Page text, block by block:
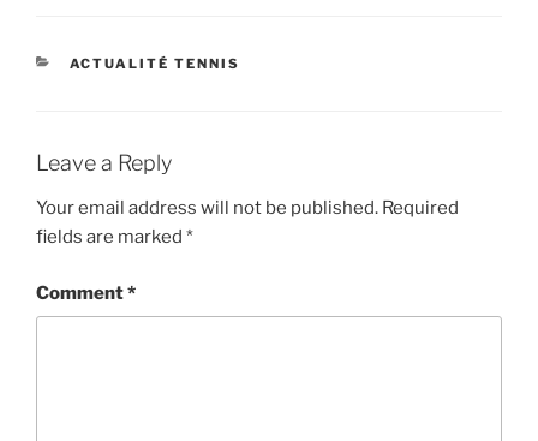
CATEGORIES
ACTUALITÉ TENNIS
Leave a Reply
Your email address will not be published. Required
fields are marked *
Comment*